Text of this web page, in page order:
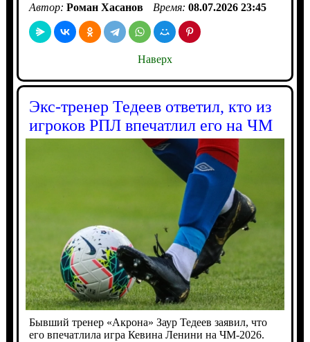
Автор: Роман Хасанов Время: 08.07.2026 23:45
Наверх
Экс-тренер Тедеев ответил, кто из
игроков РПЛ впечатлил его на ЧМ
Бывший тренер «Акрона» Заур Тедеев заявил, что
его впечатлила игра Кевина Ленини на ЧМ-2026.